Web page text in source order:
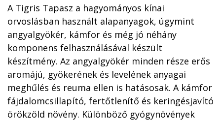
A Tigris Tapasz a hagyományos kínai
orvoslásban használt alapanyagok, úgymint
angyalgyökér, kámfor és még jó néhány
komponens felhasználásával készült
készítmény. Az angyalgyökér minden része erős
aromájú, gyökerének és levelének anyagai
meghűlés és reuma ellen is hatásosak. A kámfor
fájdalomcsillapító, fertőtlenítő és keringésjavító
örökzöld növény. Különböző gyógynövények